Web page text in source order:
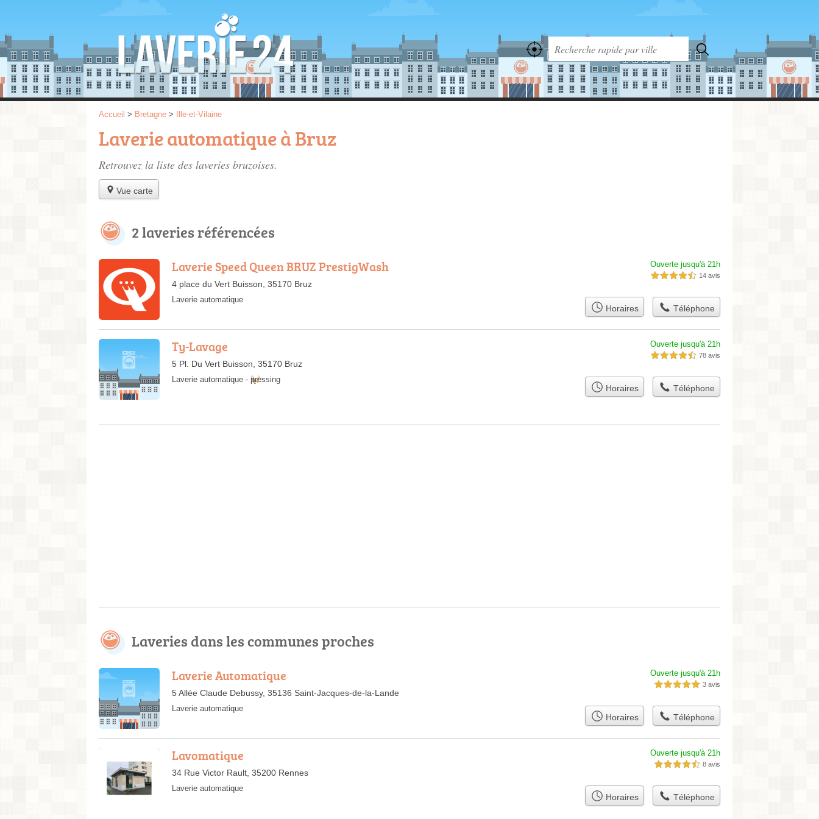
Accueil > Bretagne > Ille-et-Vilaine
Laverie automatique à Bruz
Retrouvez la liste des laveries bruzoises.
Vue carte
2 laveries référencées
Laverie Speed Queen BRUZ PrestigWash
4 place du Vert Buisson, 35170 Bruz
Ouverte jusqu'à 21h
4,5 étoiles sur 5 14 avis
Laverie automatique
Horaires Téléphone
Ty-Lavage
5 Pl. Du Vert Buisson, 35170 Bruz
Ouverte jusqu'à 21h
4,5 étoiles sur 5 78 avis
Laverie automatique - pressing
Horaires Téléphone
Laveries dans les communes proches
Laverie Automatique
5 Allée Claude Debussy, 35136 Saint-Jacques-de-la-Lande
Ouverte jusqu'à 21h
5,0 étoiles sur 5 3 avis
Laverie automatique
Horaires Téléphone
Lavomatique
34 Rue Victor Rault, 35200 Rennes
Ouverte jusqu'à 21h
4,5 étoiles sur 5 8 avis
Laverie automatique
Horaires Téléphone